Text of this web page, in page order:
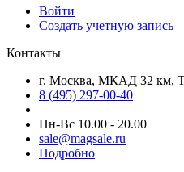
Войти
Создать учетную запись
Контакты
г. Москва, МКАД 32 км,
8 (495) 297-00-40
Пн-Вс 10.00 - 20.00
sale@magsale.ru
Подробно